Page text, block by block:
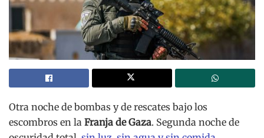
Otra noche de bombas y de rescates bajo los
escombros en la Franja de Gaza. Segunda noche de